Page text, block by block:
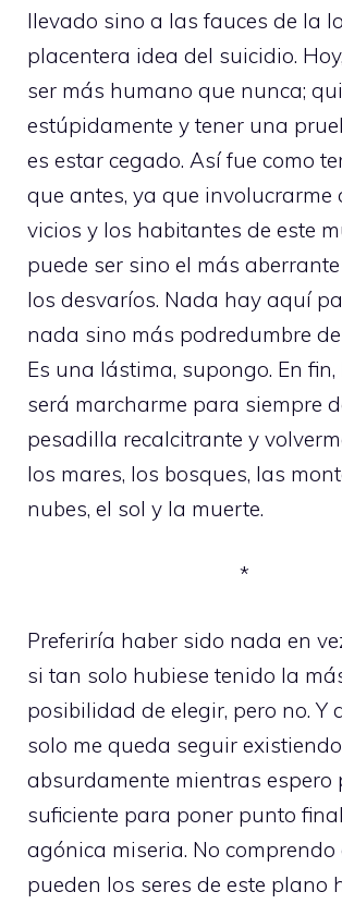
llevado sino a las fauces de la
placentera idea del suicidio.
ser más humano que nunca;
estúpidamente y tener una
es estar cegado. Así fue como
que antes, ya que involucrarme
vicios y los habitantes de este
puede ser sino el más
los desvaríos. Nada hay aquí
nada sino más podredumbre
Es una lástima, supongo. En
será marcharme para siempre
pesadilla recalcitrante y
los mares, los bosques, las
nubes, el sol y la muerte.
*
Preferiría haber sido nada en
si tan solo hubiese tenido la
posibilidad de elegir, pero no. Y
solo me queda seguir existiendo
absurdamente mientras espero
suficiente para poner punto
agónica miseria. No comprendo
pueden los seres de este plano